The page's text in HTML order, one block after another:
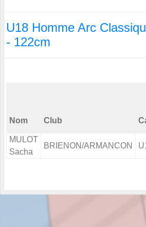
U18 Homme Arc
- 122cm
Nom Club
MULOT
Sacha
BRIENON/ARMANCON